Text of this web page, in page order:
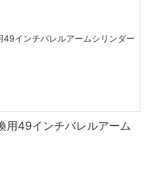
用49インチバレルアーム